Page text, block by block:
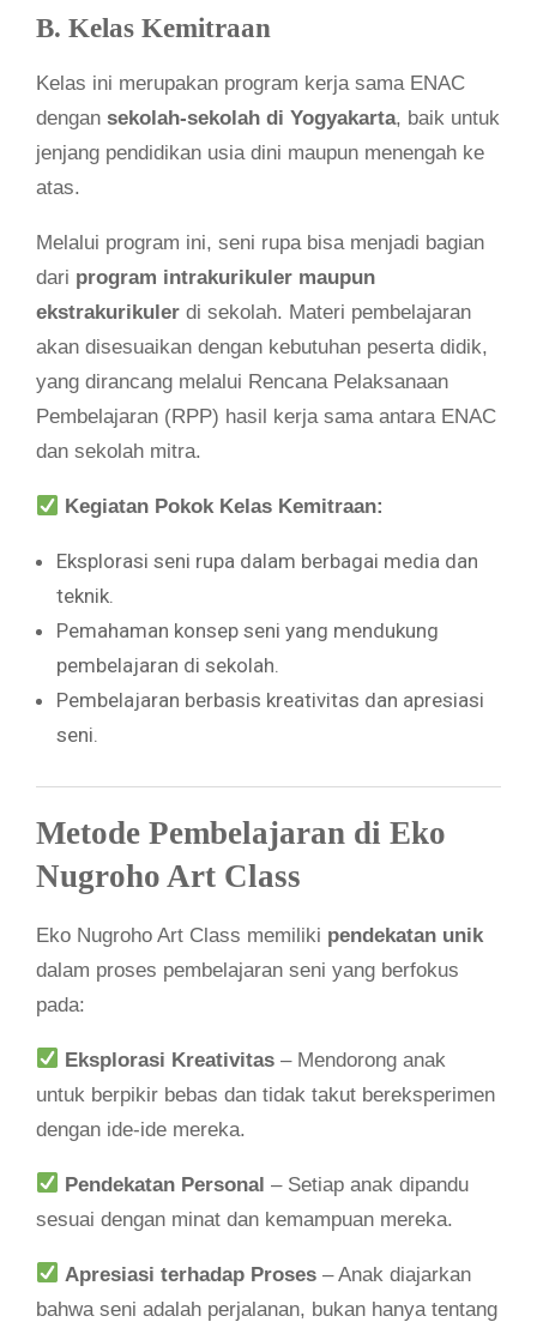
B. Kelas Kemitraan
Kelas ini merupakan program kerja sama ENAC
dengan sekolah-sekolah di Yogyakarta, baik untuk
jenjang pendidikan usia dini maupun menengah ke
atas.
Melalui program ini, seni rupa bisa menjadi bagian
dari program intrakurikuler maupun
ekstrakurikuler di sekolah. Materi pembelajaran
akan disesuaikan dengan kebutuhan peserta didik,
yang dirancang melalui Rencana Pelaksanaan
Pembelajaran (RPP) hasil kerja sama antara ENAC
dan sekolah mitra.
Kegiatan Pokok Kelas Kemitraan:
Eksplorasi seni rupa dalam berbagai media dan
teknik.
Pemahaman konsep seni yang mendukung
pembelajaran di sekolah.
Pembelajaran berbasis kreativitas dan apresiasi
seni.
Metode Pembelajaran di Eko
Nugroho Art Class
Eko Nugroho Art Class memiliki pendekatan unik
dalam proses pembelajaran seni yang berfokus
pada:
Eksplorasi Kreativitas – Mendorong anak
untuk berpikir bebas dan tidak takut bereksperimen
dengan ide-ide mereka.
Pendekatan Personal – Setiap anak dipandu
sesuai dengan minat dan kemampuan mereka.
Apresiasi terhadap Proses – Anak diajarkan
bahwa seni adalah perjalanan, bukan hanya tentang